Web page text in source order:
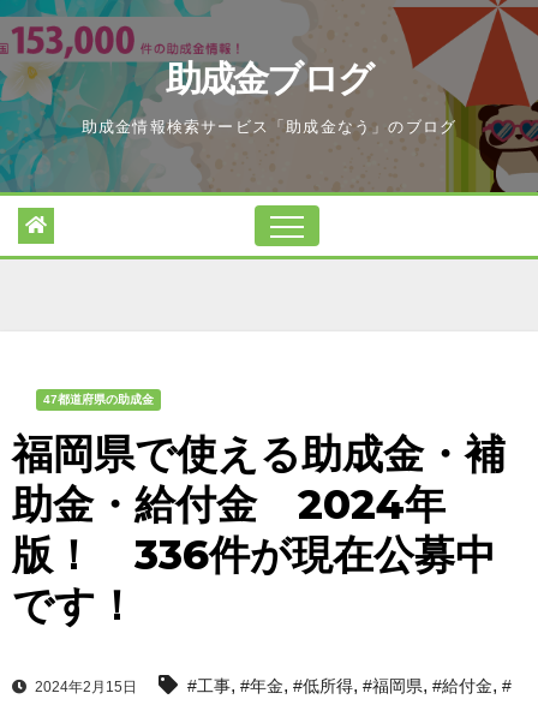
Skip
to
content
助成金ブログ
助成金情報検索サービス「助成金なう」のブログ
47都道府県の助成金
福岡県で使える助成金・補
助金・給付金 2024年
版！ 336件が現在公募中
です！
2024年2月15日 #工事, #年金, #低所得, #福岡県, #給付金, #